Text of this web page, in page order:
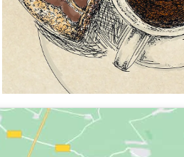
Office 365